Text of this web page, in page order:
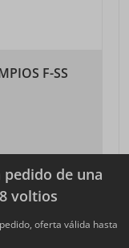
pedido de una
voltios
oferta válida hasta
F-SS